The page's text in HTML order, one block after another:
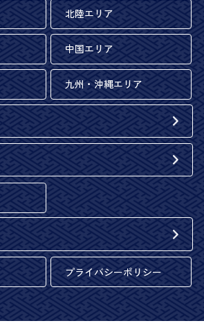
北陸エリア
中国エリア
九州・沖縄エリア
プライバシーポリシー